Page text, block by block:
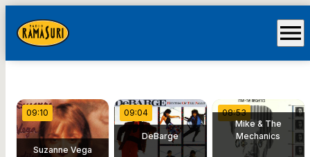
menu
09:10
Suzanne Vega
09:04
DeBarge
08:53
Mike & The
Mechanics